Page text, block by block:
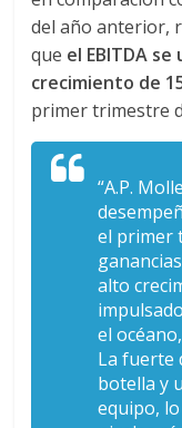
a
n
del año anterior,
que el EBITDA
crecimiento de
primer trimestre
“A.P.
el primer
alto
el
La fuerte
botella y
equipo,